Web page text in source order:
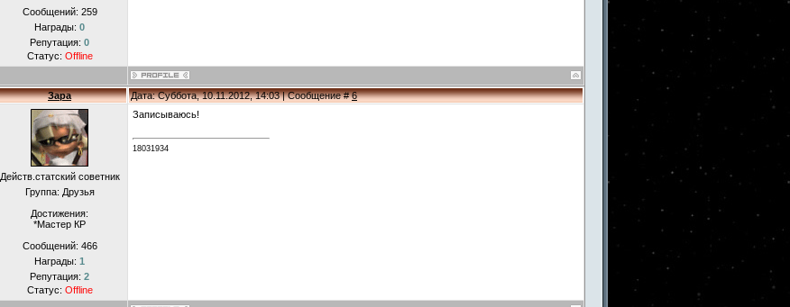
Сообщений: 259
Награды: 0
Репутация: 0
Статус: Offline
Зара Дата: Суббота, 10.11.2012, 14:03 | Сообщение #6
Действ.статский советник
Группа: Друзья
Достижения:
*Мастер КР
Сообщений: 466
Награды: 1
Репутация: 2
Статус: Offline
Записываюсь!
18031934